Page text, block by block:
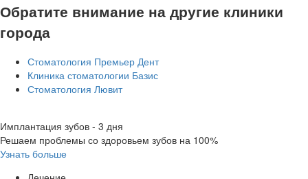
Обратите внимание на другие клиники
города
Стоматология Премьер Дент
Клиника стоматологии Базис
Стоматология Лювит
Имплантация зубов - 3 дня
Решаем проблемы со здоровьем зубов на 100%
Узнать больше